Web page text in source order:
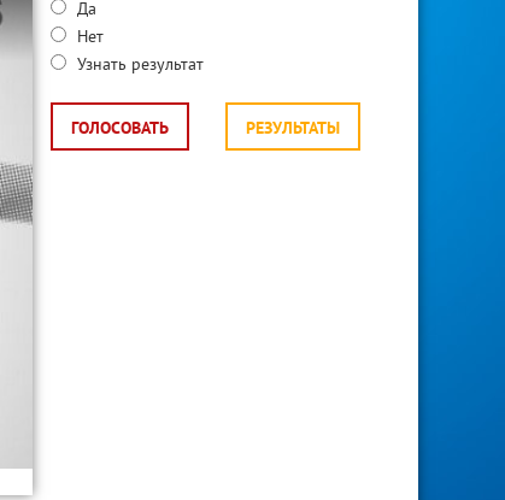
Да
Нет
Узнать результат
ГОЛОСОВАТЬ РЕЗУЛЬТАТЫ